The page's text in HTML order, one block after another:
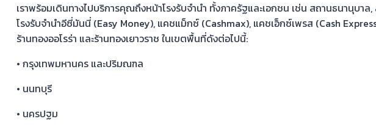
เราพร้อมเดินทางไปบริการคุณถึงหน้าโรงรับจำนำ ทั้งภาครัฐและเอกชน เช่น สถานธนานุบาล,
โรงรับจำนำอีซี่มันนี่ (Easy Money), แคชแม็กซ์ (Cashmax), แคชเอ็กซ์เพรส (Cash
ร้านทองออโรร่า และร้านทองเยาวราช ในเขตพื้นที่ดังต่อไปนี้:
• กรุงเทพมหานคร และปริมณฑล
• นนทบุรี
• นครปฐม